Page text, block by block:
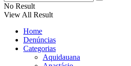
No Result
View All Result
Home
Denúncias
Categorias
Aquidauana